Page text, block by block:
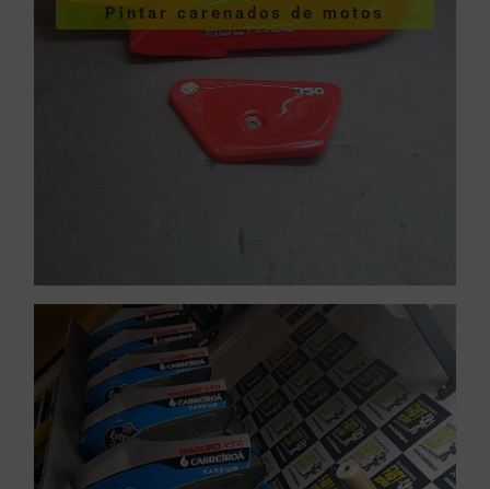
Pintar carenados de motos
Pintar carenados de
motos